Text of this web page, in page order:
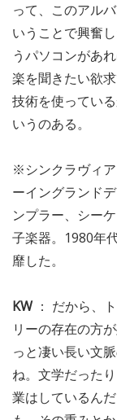
って、このアル
いうことで興奮
うパソコンがあ
楽を聞きたい欲
技術を使ってい
いうのある。
※シンクラヴィ
ーイングランド
ンプラー、シー
子楽器。1980年
靡した。
KW： だから、
リーの存在の方
っと凄い長い文
ね。文学だった
業はしているん